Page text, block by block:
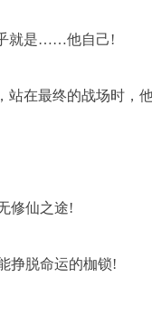
就是……他自己!
站在最终的战场时
修仙之途!
挣脱命运的枷锁!